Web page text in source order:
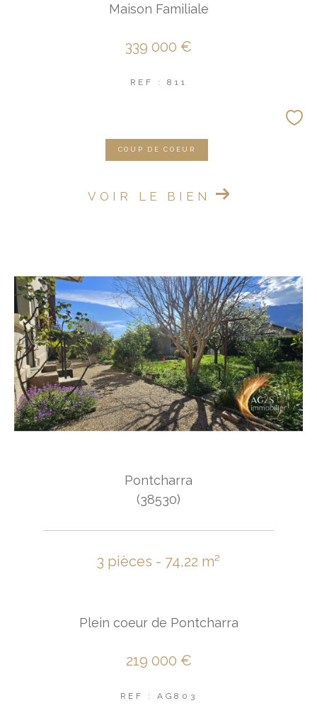
Maison Familiale
339 000 €
REF : 811
COUP DE COEUR
VOIR LE BIEN
Pontcharra
(38530)
3 pièces - 74,22 m²
Plein coeur de Pontcharra
219 000 €
REF : AG803